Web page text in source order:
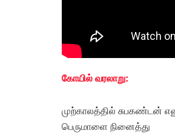
கோயில்வரலாறு:
முற்காலத்தில் சுபகண்டன்
பெருமாளை நினைத்து